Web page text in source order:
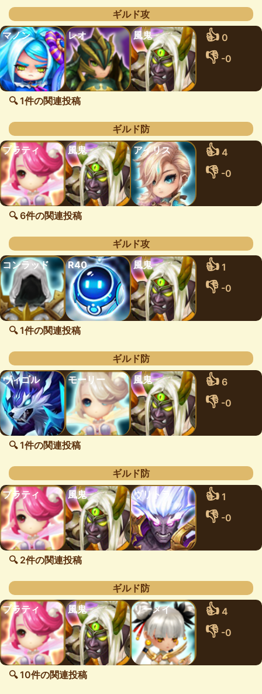
ギルド攻
マノン
レオ 風鬼 👍 0
👎 -0
🔍 1件の関連投稿
ギルド防
プラティ
風鬼 アイリス 👍 4
👎 -0
🔍 6件の関連投稿
ギルド攻
コンラッド
R40 風鬼 👍 1
👎 -0
🔍 1件の関連投稿
ギルド防
ヴィゴル
モーリー 風鬼 👍 6
👎 -0
🔍 1件の関連投稿
ギルド防
プラティ
風鬼 ヴリトラ 👍 1
👎 -0
🔍 2件の関連投稿
ギルド防
プラティ
風鬼 リーメイ 👍 4
👎 -0
🔍 10件の関連投稿